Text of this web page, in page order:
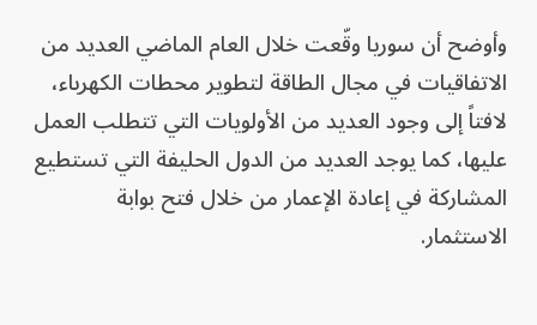
وأوضح أن سوريا وقّعت خلال العام الماضي العديد من
الاتفاقيات في مجال الطاقة لتطوير محطات الكهرباء،
لافتاً إلى وجود العديد من الأولويات التي تتطلب العمل
عليها، كما يوجد العديد من الدول الحليفة التي تستطيع
المشاركة في إعادة الإعمار من خلال فتح بوابة
الاستثمار.